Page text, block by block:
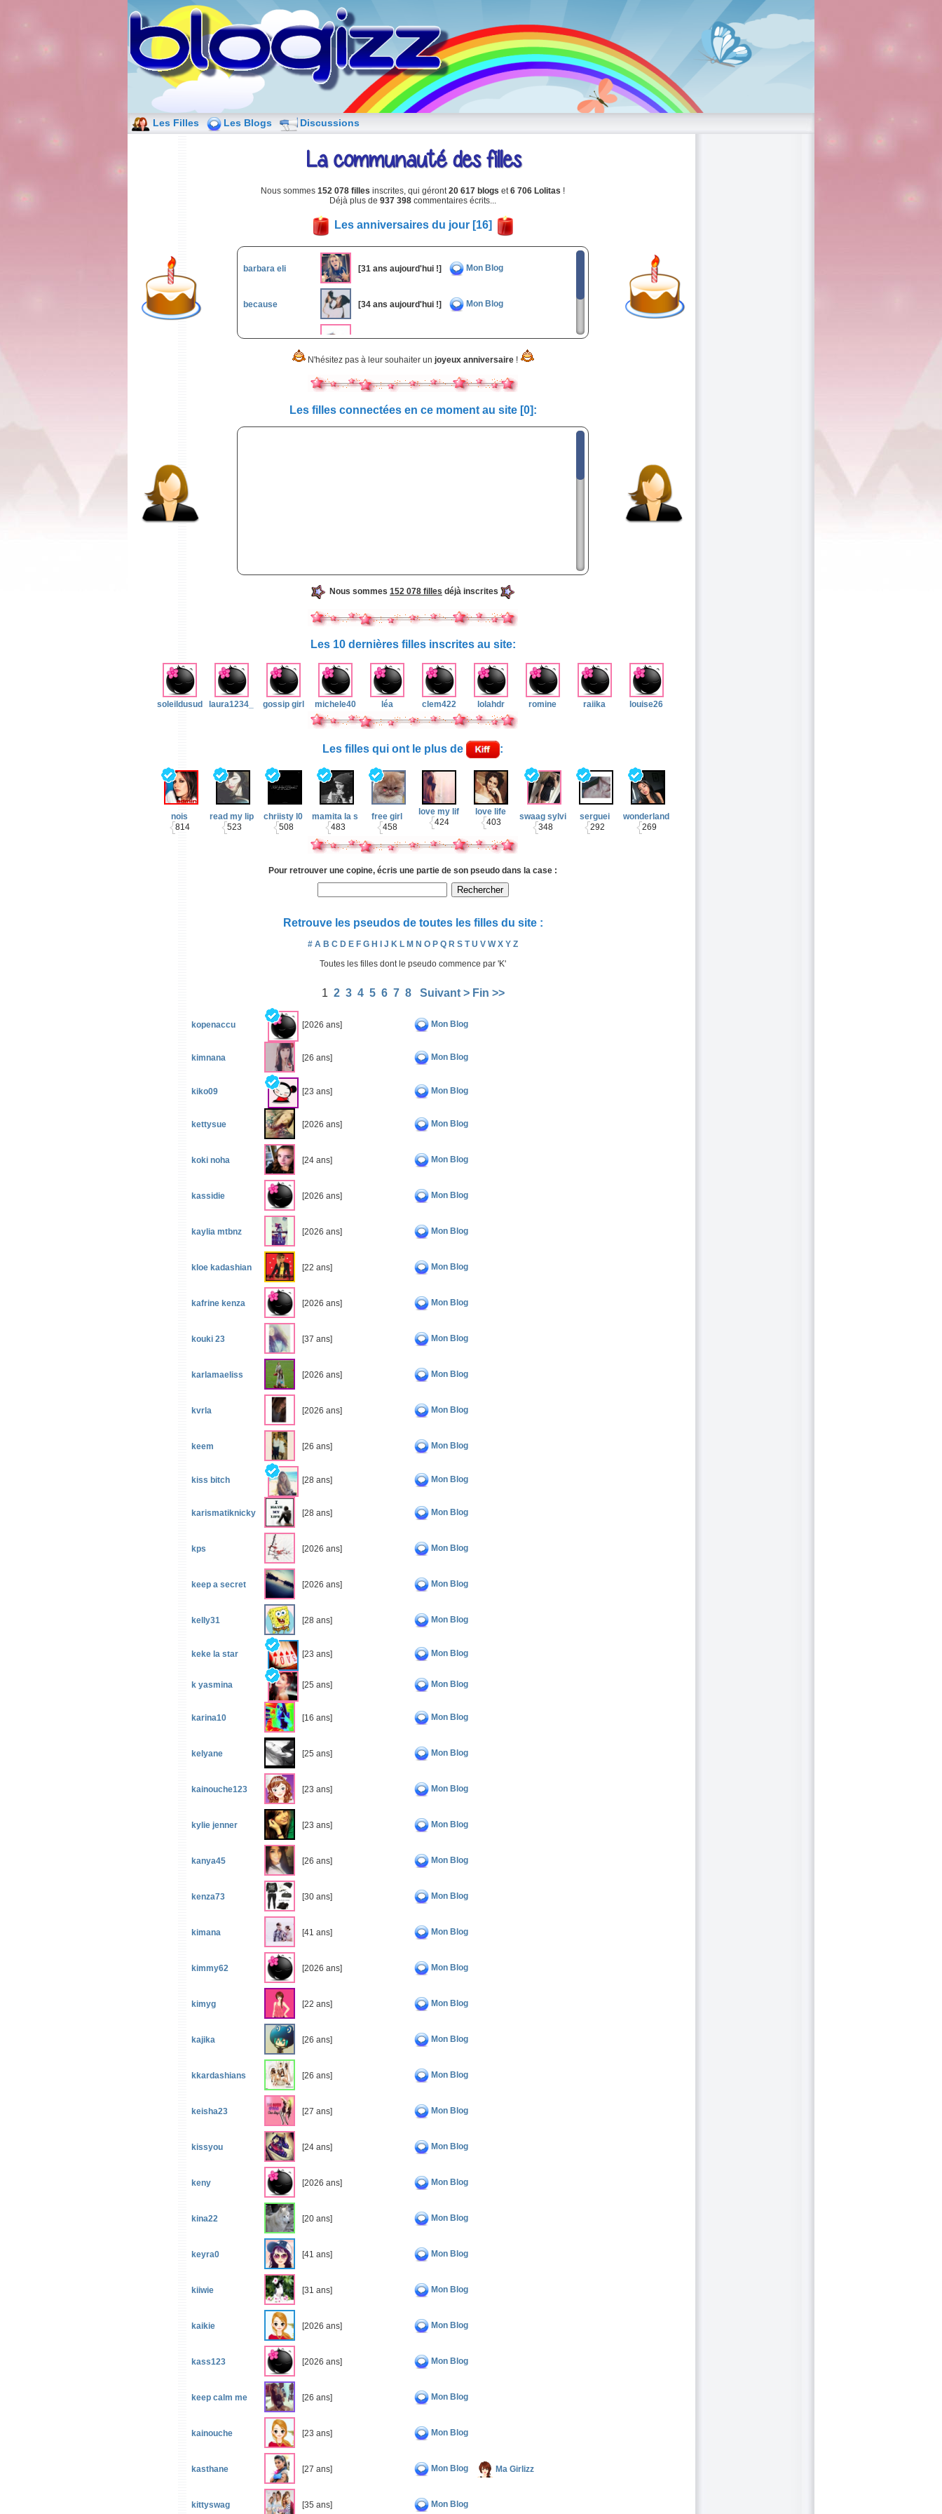
Les Filles Les Blogs Discussions
La communauté des filles
Nous sommes 152 078 filles inscrites, qui géront20 617 blogs et6 706 Lolitas !
Déjà plus de 937 398 commentaires écrits...
Les anniversaires du jour [16]
barbara eli [31 ans aujourd'hui !] Mon Blog
because [34 ans aujourd'hui !] Mon Blog
clarilori [24 ans aujourd'hui !]
[24 ans aujourd'hui !]
onedirection12345 [36 ans aujourd'hui !] Mon Blog
[27 ans aujourd'hui !] Mon Blog
super cacahuete [23 ans aujourd'hui !]
[23 ans aujourd'hui !] Mon Blog
willla [27 ans aujourd'hui !]
N'hésitez pas à leur souhaiter un joyeux anniversaire !
Les filles connectées en ce moment au site [0]:
Nous sommes 152 078 filles déjà inscrites
Les 10 dernières filles inscrites au site:
soleildusud laura1234_ gossip girl michele40 léa clem422 lolahdr romine raiika louise26
Les filles qui ont le plus de :
nois
814
read my lip
523
chriisty l0
508
mamita la s
483
free girl
458
love my lif
424
love life
403
swaag sylvi
348
serguei
292
wonderland
269
Pour retrouver une copine, écris une partie de son pseudo dans la case :
Retrouve les pseudos de toutes les filles du site :
# A B C D E F G H J K L M N O P Q R S T U V W X Y Z
Toutes les filles dont le pseudo commence par 'K'
1 2 3 4 5 6 7 8 Suivant > Fin >>
kopenaccu [2026 ans] Mon Blog
kimnana [26 ans] Mon Blog
kiko09 [23 ans] Mon Blog
kettysue [2026 ans] Mon Blog
koki noha [24 ans] Mon Blog
kassidie [2026 ans] Mon Blog
kaylia mtbnz [2026 ans] Mon Blog
kloe kadashian [22 ans] Mon Blog
kafrine kenza [2026 ans] Mon Blog
kouki 23 [37 ans] Mon Blog
karlamaeliss [2026 ans] Mon Blog
kvrla [2026 ans] Mon Blog
keem [26 ans] Mon Blog
kiss bitch [28 ans] Mon Blog
karismatiknicky [28 ans] Mon Blog
kps [2026 ans] Mon Blog
keep a secret [2026 ans] Mon Blog
kelly31 [28 ans] Mon Blog
keke la star [23 ans] Mon Blog
k yasmina [25 ans] Mon Blog
karina10 [16 ans] Mon Blog
kelyane [25 ans] Mon Blog
kainouche123 [23 ans] Mon Blog
kylie jenner [23 ans] Mon Blog
kanya45 [26 ans] Mon Blog
kenza73 [30 ans] Mon Blog
kimana [41 ans] Mon Blog
kimmy62 [2026 ans] Mon Blog
kimyg [22 ans] Mon Blog
kajika [26 ans] Mon Blog
kkardashians [26 ans] Mon Blog
keisha23 [27 ans] Mon Blog
kissyou [24 ans] Mon Blog
keny [2026 ans] Mon Blog
kina22 [20 ans] Mon Blog
keyra0 [41 ans] Mon Blog
kiiwie [31 ans] Mon Blog
kaikie [2026 ans] Mon Blog
kass123 [2026 ans] Mon Blog
keep calm me [26 ans] Mon Blog
kainouche [23 ans] Mon Blog
kasthane [27 ans] Mon Blog Ma Girlizz
kittyswag [35 ans] Mon Blog